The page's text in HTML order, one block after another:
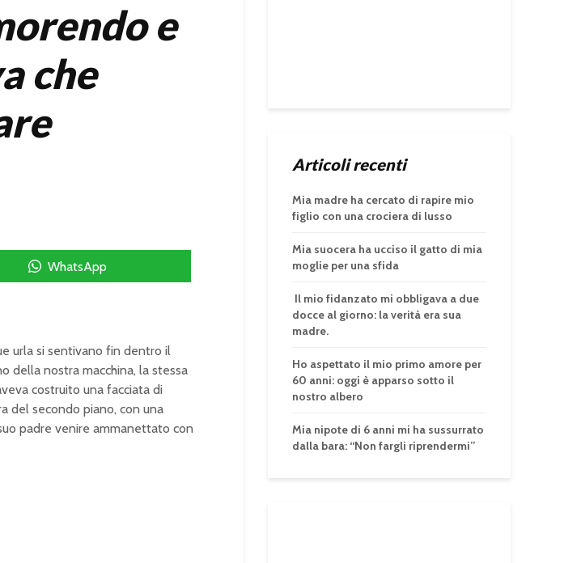
e
che
WhatsApp
urla si sentivano fin dentro il
della nostra macchina, la stessa
costruito una facciata di
del secondo piano, con una
padre venire ammanettato con
Articoli recenti
Mia madre ha cercato di rapire mio
figlio con una crociera di lusso
Mia suocera ha ucciso il gatto di mia
moglie per una sfida
Il mio fidanzato mi obbligava a due
docce al giorno: la verità era sua
madre.
Ho aspettato il mio primo amore per
60 anni: oggi è apparso sotto il
nostro albero
Mia nipote di 6 anni mi ha sussurrato
dalla bara: “Non fargli riprendermi”